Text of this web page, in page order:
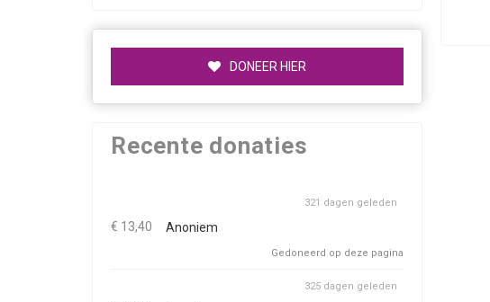
DONEER HIER
Recente donaties
€ 13,40 Anoniem
321 dagen geleden
Gedoneerd op deze pagina
325 dagen geleden